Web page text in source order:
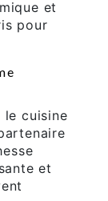
et
pour
le cuisine
et